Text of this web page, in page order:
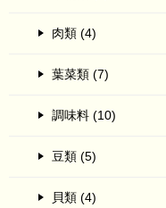
肉類 (4)
葉菜類 (7)
調味料 (10)
豆類 (5)
貝類 (4)